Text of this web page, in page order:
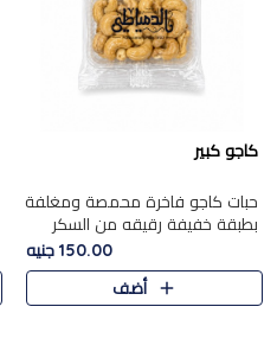
كاجو كبير
حبات كاجو فاخرة محمصة ومغلفة
بطبقة خفيفة رقيقه من السكر
المكرمل، تجمع بين توازن النعومة
زبدية غنية فاخرة والقرمشة
المرضية في حلوى شرقية بطاب..
150.00 جنيه
أضف